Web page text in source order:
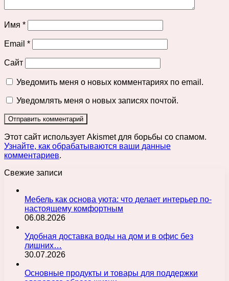
Имя *
Email *
Сайт
Уведомить меня о новых комментариях по email.
Уведомлять меня о новых записях почтой.
Этот сайт использует Akismet для борьбы со спамом.
Узнайте, как обрабатываются ваши данные
комментариев.
Свежие записи
Мебель как основа уюта: что делает интерьер по-
настоящему комфортным
06.08.2026
Удобная доставка воды на дом и в офис без
лишних…
30.07.2026
Основные продукты и товары для поддержки